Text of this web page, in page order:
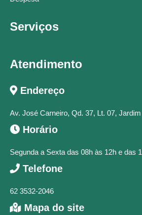
Serviços
Atendimento
Endereço
Av. José Carneiro, Qd. 37, Lt. 07,
Horário
Segunda a Sexta das 08h às 12h e das
Telefone
62 3532-2046
Mapa do site